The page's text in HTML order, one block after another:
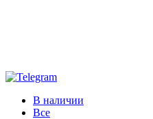
В наличии
Все